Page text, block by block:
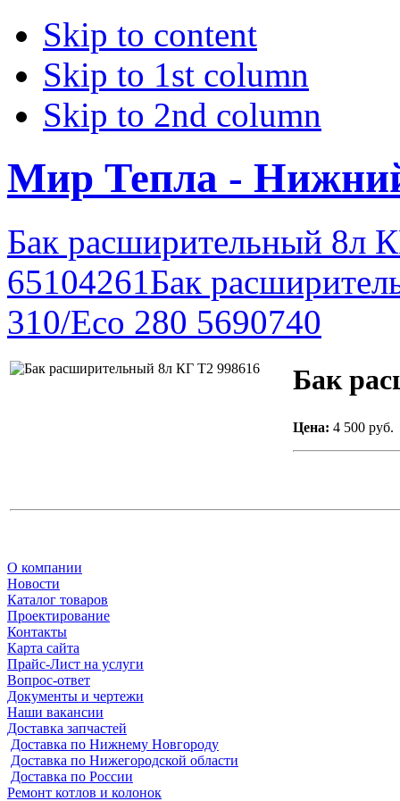
Skip to content
Skip to 1st column
Skip to 2nd column
Мир Тепла -
Бак расширительный 8л
65104261Бак
310/Eco 280 5690740
Бак
Цена: 4 500 руб.
О компании
Новости
Каталог товаров
Проектирование
Контакты
Карта сайта
Прайс-Лист на услуги
Вопрос-ответ
Документы и чертежи
Наши вакансии
Доставка запчастей
Доставка по Нижнему Новгороду
Доставка по Нижегородской области
Доставка по России
Ремонт котлов и колонок